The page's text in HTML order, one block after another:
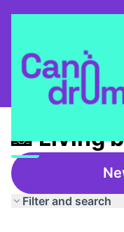
Taula de Memòries /
📸 Living
Filter and search